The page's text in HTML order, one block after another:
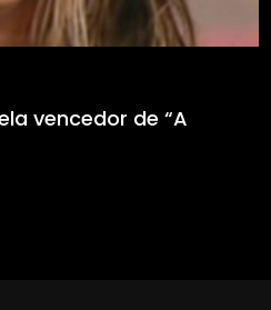
vencedor de “A